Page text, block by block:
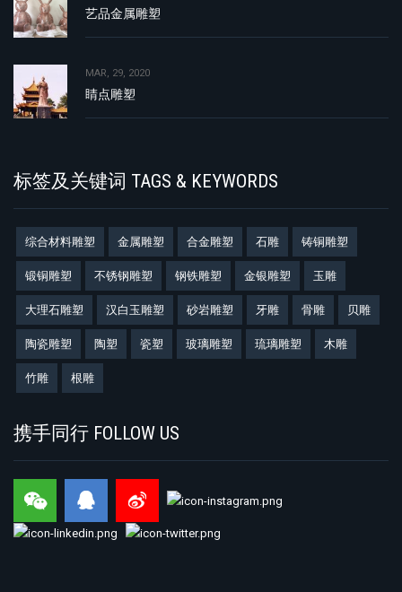
艺品金属雕塑
MAR, 29, 2020
睛点雕塑
标签及关键词 TAGS & KEYWORDS
综合材料雕塑 金属雕塑 合金雕塑 石雕 铸铜雕塑
锻铜雕塑 不锈钢雕塑 钢铁雕塑 金银雕塑 玉雕
大理石雕塑 汉白玉雕塑 砂岩雕塑 牙雕 骨雕 贝雕
陶瓷雕塑 陶塑 瓷塑 玻璃雕塑 琉璃雕塑 木雕
竹雕 根雕
携手同行 FOLLOW US